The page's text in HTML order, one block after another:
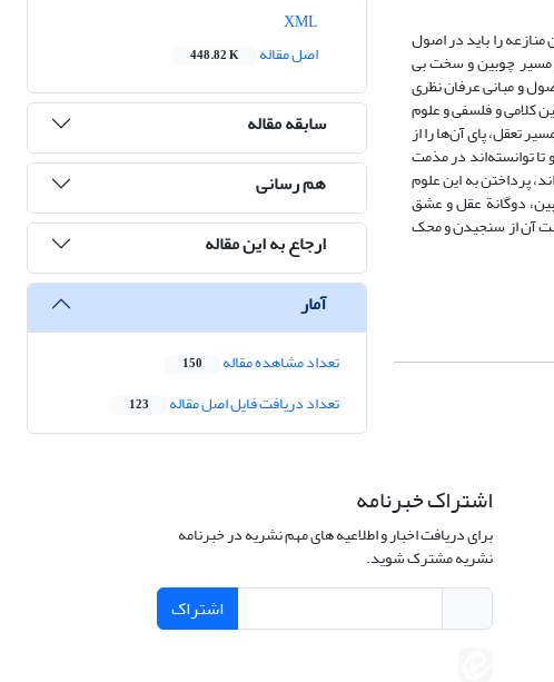
را باید در اصول
مسیر چوبین و سخت بی
و مبانی عرفان نظری
کلامی و فلسفی و علوم
تعقل، پای آن‌ها را از
توانسته‌اند در مذمت
پرداختن به این علوم
دوگانة عقل و عشق
آن از سنجیدن و محک
اصل مقاله
448.82 K
سابقه مقاله
هم رسانی
ارجاع به این مقاله
آمار
تعداد مشاهده مقاله 150
تعداد دریافت فایل اصل مقاله 123
اشتراک خبرنامه
برای دریافت اخبار و اطلاعیه های مهم نشریه در خبرنامه
نشریه مشترک شوید.
اشتراک